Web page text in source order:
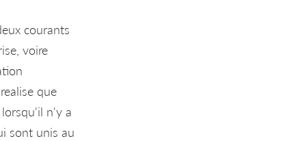
courants
voire
que
n'y a
sont unis au